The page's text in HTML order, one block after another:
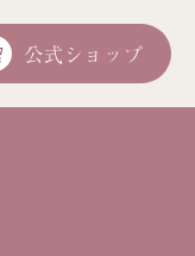
公式ショップ